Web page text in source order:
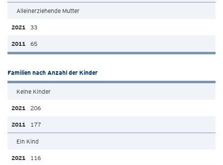
Alleinerziehende Mutter
33
65
Familien nach Anzahl der Kinder
Keine Kinder
206
177
Ein Kind
116